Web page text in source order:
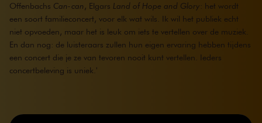
Offenbachs Can-can , Elgars Land of Hope and Glory: het wordt
een soort familieconcert, voor elk wat wils. Ik wil het publiek echt
niet opvoeden, maar het is leuk om iets te vertellen over de muziek.
En dan nog: de luisteraars zullen hun eigen ervaring hebben tijdens
een concert die je ze van tevoren nooit kunt vertellen. Ieders
concertbeleving is uniek.'